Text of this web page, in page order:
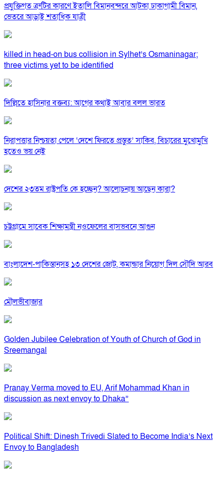
প্রযুক্তিগত ত্রুটির কারণে ইতালি বিমানবন্দরে আটকা ঢাকাগামী বিমান,
ভেতরে আড়াই শতাধিক যাত্রী
killed in head-on bus collision in Sylhet’s Osmaninagar;
three victims yet to be identified
দিল্লিতে হাসিনার বক্তব্য: আগের কথাই আবার বলল ভারত
নিরাপত্তার নিশ্চয়তা পেলে ‘দেশে ফিরতে প্রস্তুত’ সাকিব, বিচারের মুখোমুখি
হতেও ভয় নেই
দেশের ২৩তম রাষ্ট্রপতি কে হচ্ছেন? আলোচনায় আছেন কারা?
চট্টগ্রামে সাবেক শিক্ষামন্ত্রী নওফেলের বাসভবনে আগুন
বাংলাদেশ-পাকিস্তানসহ ১৩ দেশের জোট, কমান্ডার নিয়োগ দিল সৌদি আরব
মৌলভীবাজার
Golden Jubilee Celebration of Youth of Church of God in
Sreemangal
Pranay Verma moved to EU, Arif Mohammad Khan in
discussion as next envoy to Dhaka”
Political Shift: Dinesh Trivedi Slated to Become India’s Next
Envoy to Bangladesh